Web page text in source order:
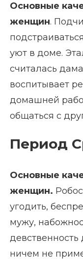
Основные
женщин.
уют в доме.
считалась
воспитывает
домашней
общаться с
Период
Основные
женщин.
угодить,
мужу,
девственность
ничем не